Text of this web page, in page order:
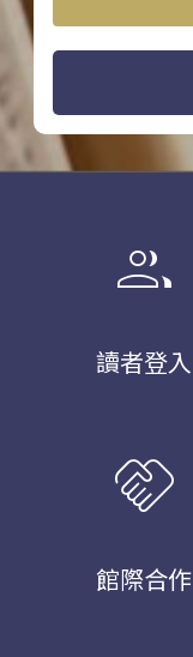
group
讀者登入
handshake
館際合作